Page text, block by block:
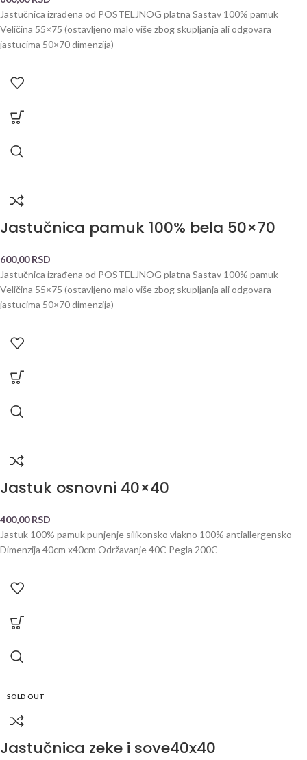
Jastučnica izrađena od POSTELJNOG platna Sastav 100% pamuk
Veličina 55×75 (ostavljeno malo više zbog skupljanja ali odgovara
jastucima 50×70 dimenzija)
Jastučnica pamuk 100% bela 50×70
600,00RSD
Jastučnica izrađena od POSTELJNOG platna Sastav 100% pamuk
Veličina 55×75 (ostavljeno malo više zbog skupljanja ali odgovara
jastucima 50×70 dimenzija)
Jastuk osnovni 40×40
400,00RSD
Jastuk 100% pamuk punjenje silikonsko vlakno 100% antiallergensko
Dimenzija 40cm x40cm Održavanje 40C Pegla 200C
SOLD OUT
Jastučnica zeke i sove40x40